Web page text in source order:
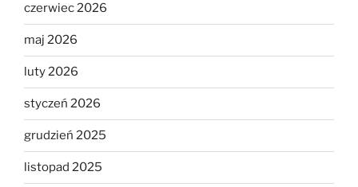
czerwiec 2026
maj 2026
luty 2026
styczeń 2026
grudzień 2025
listopad 2025